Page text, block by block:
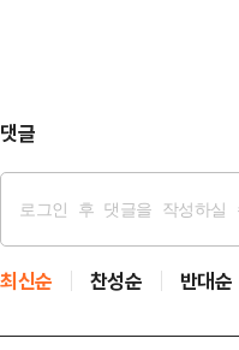
댓글
최신순 찬성순 반대순